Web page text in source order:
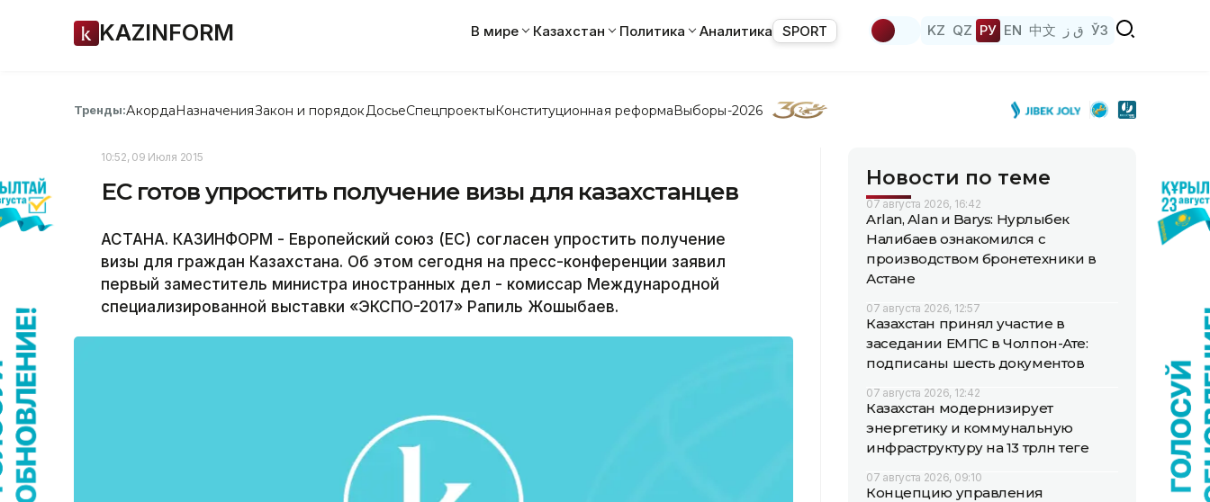
KAZINFORM В мире Казахстан Политика Аналитика SPORT KZ QZ РУ EN 中文 ق ز ЎЗ
Тренды:АкордаНазначенияЗакон и порядок ДосьеСпецпроектыКонституционная реформаВыборы-2026
10:52, 09 Июля 2015
ЕС готов упростить получение визы для казахстанцев
АСТАНА. КАЗИНФОРМ - Европейский союз (ЕС) согласен упростить получение
визы для граждан Казахстана. Об этом сегодня на пресс-конференции заявил
первый заместитель министра иностранных дел - комиссар Международной
специализированной выставки «ЭКСПО-2017» Рапиль Жошыбаев.
Новости по теме
07 августа 2026, 16:42
Arlan, Alan и Barys: Нурлыбек
Налибаев ознакомился с
производством бронетехники в
Астане
07 августа 2026, 12:57
Казахстан принял участие в
заседании ЕМПС в Чолпон-Ате:
подписаны шесть документов
07 августа 2026, 12:42
Казахстан модернизирует
энергетику и коммунальную
инфраструктуру на 13 трлн теңге
07 августа 2026, 09:10
Концепцию управления